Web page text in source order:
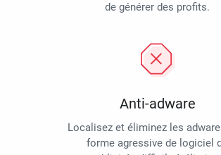
de générer des profits.
Anti-adware
Localisez et éliminez les
forme agressive de logiciel